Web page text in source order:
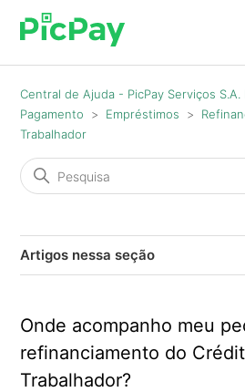
Central de Ajuda - PicPay Serviços
Pagamento
Empréstimos
Trabalhador
Artigos nessa seção
Onde acompanho meu
refinanciamento do
Trabalhador?